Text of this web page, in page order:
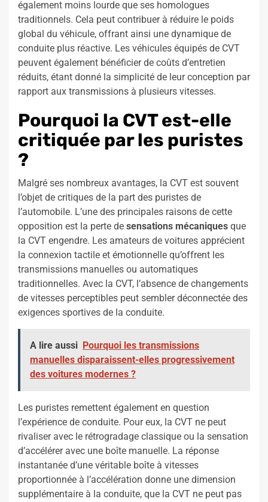
également moins lourde que ses homologues
traditionnels. Cela peut contribuer à réduire le poids
global du véhicule, offrant ainsi une dynamique de
conduite plus réactive. Les véhicules équipés de CVT
peuvent également bénéficier de coûts d’entretien
réduits, étant donné la simplicité de leur conception par
rapport aux transmissions à plusieurs vitesses.
Pourquoi la CVT est-elle
critiquée par les puristes
?
Malgré ses nombreux avantages, la CVT est souvent
l’objet de critiques de la part des puristes de
l’automobile. L’une des principales raisons de cette
opposition est la perte de sensations mécaniques que
la CVT engendre. Les amateurs de voitures apprécient
la connexion tactile et émotionnelle qu’offrent les
transmissions manuelles ou automatiques
traditionnelles. Avec la CVT, l’absence de changements
de vitesses perceptibles peut sembler déconnectée des
exigences sportives de la conduite.
A lire aussi Pourquoi les transmissions
manuelles disparaissent-elles progressivement
des voitures modernes ?
Les puristes remettent également en question
l’expérience de conduite. Pour eux, la CVT ne peut
rivaliser avec le rétrogradage classique ou la sensation
d’accélérer avec une boîte manuelle. La réponse
instantanée d’une véritable boîte à vitesses
proportionnée à l’accélération donne une dimension
supplémentaire à la conduite, que la CVT ne peut pas